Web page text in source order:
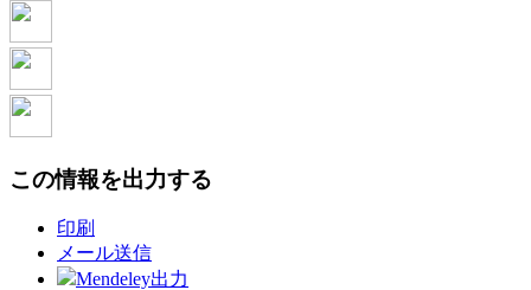
この情報を出力する
印刷
メール送信
Mendeley出力